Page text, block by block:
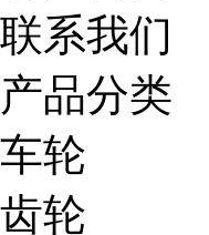
联系我们
产品分类
车轮
齿轮